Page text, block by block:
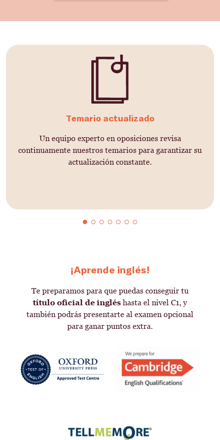
Temario actualizado
Un equipo experto en oposiciones revisa
continuamente nuestros temarios para garantizar su
actualización constante.
¡Aprende inglés!
Te preparamos para que puedas conseguir tu
título oficial de inglés hasta el nivel C1, y
también podrás presentarte al examen opcional
para ganar puntos extra.